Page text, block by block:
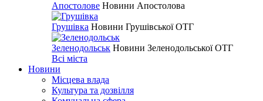
Апостолове Новини Апостолова
Грушівка Новини Грушівської ОТГ
Зеленодольськ Новини Зеленодольської ОТГ
Всі міста
Новини
Місцева влада
Культура та дозвілля